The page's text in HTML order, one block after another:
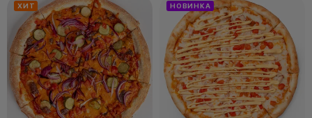
ХИТ НОВИНКА